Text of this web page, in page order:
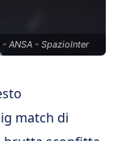
ANSA - SpazioInter
match di